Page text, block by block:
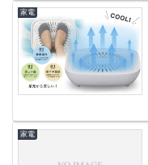
家電
家電